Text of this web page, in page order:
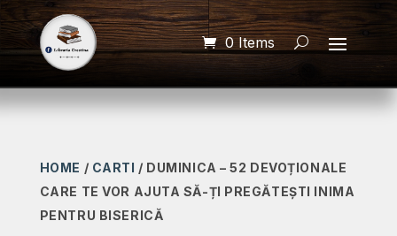
0 Items
HOME / CARTI / DUMINICA – 52 DEVOȚIONALE
CARE TE VOR AJUTA SĂ-ȚI PREGĂTEȘTI INIMA
PENTRU BISERICĂ